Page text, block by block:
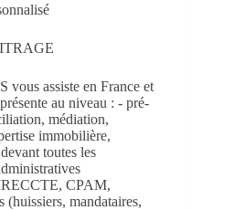
assiste en France et
au niveau : - pré-
médiation,
immobilière,
toutes les
CPAM,
mandataires,